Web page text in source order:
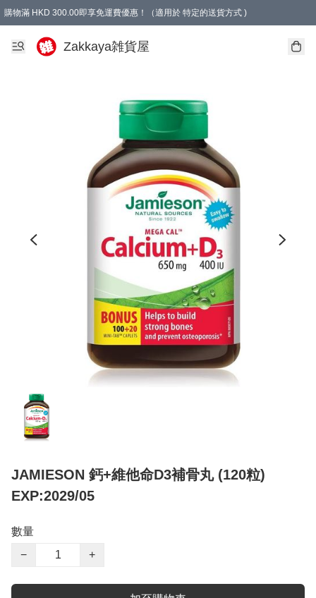
購物滿 HKD 300.00即享免運費優惠！（適用於 特定的送貨方式 )
Zakkaya雑貨屋
JAMIESON 鈣+維他命D3補骨丸 (120粒)
EXP:2029/05
數量
−
+